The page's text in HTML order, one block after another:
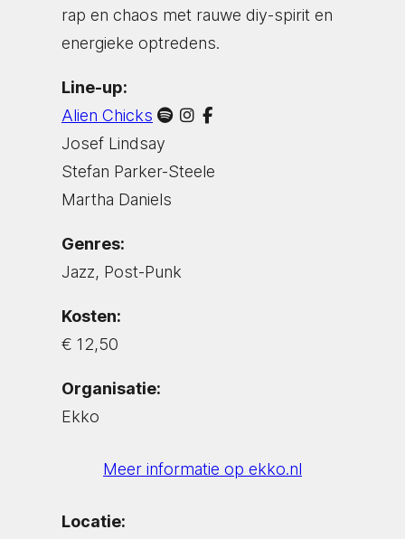
rap en chaos met rauwe diy-spirit en
energieke optredens.
Line-up:
Alien Chicks
Josef Lindsay
Stefan Parker-Steele
Martha Daniels
Genres:
Jazz, Post-Punk
Kosten:
€ 12,50
Organisatie:
Ekko
Meer informatie op ekko.nl
Locatie: